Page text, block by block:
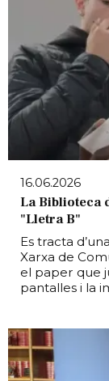
16.06.2026
La Biblioteca
"Lletra B"
Es tracta
Xarxa de
el paper que
pantalles i la